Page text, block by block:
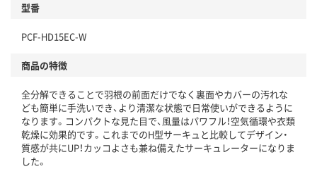
型番
PCF-HD15EC-W
商品の特徴
全分解できることで羽根の前面だけでなく裏面やカバーの汚れな
ども簡単に手洗いでき、より清潔な状態で日常使いができるように
なります。コンパクトな見た目で、風量はパワフル！空気循環や衣類
乾燥に効果的です。これまでのH型サーキュと比較してデザイン・
質感が共にUP！カッコよさも兼ね備えたサーキュレーターになりま
した。